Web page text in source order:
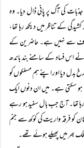
کی آگ پر پانی ڈال دیا۔ وہ
کے تناظر میں دیکھ رہا تھا،
سے نہیں ہے۔ حاضرین کے
نے اس فساد کے سامنے بند باندھ
بدل دیا اور اپنے ہم مسلکوں کو
ہو سکتی ہے۔ میں ان دنوں ایک
تھا۔ آج جب بال سفید ہو رہے
کو فرقہ واریت کی کوکھ سے جنم
بھر میں پھیلے ہوئے تھے۔